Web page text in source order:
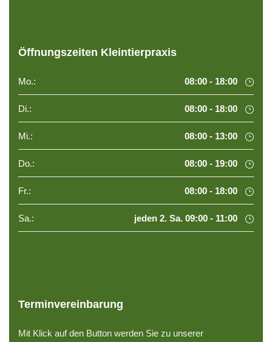
Öffnungszeiten Kleintierpraxis
Mo.: 08:00 - 18:00
Di.: 08:00 - 18:00
Mi.: 08:00 - 13:00
Do.: 08:00 - 19:00
Fr.: 08:00 - 18:00
Sa.: jeden 2. Sa. 09:00 - 11:00
Terminvereinbarung
Mit Klick auf den Button werden Sie zu unserer